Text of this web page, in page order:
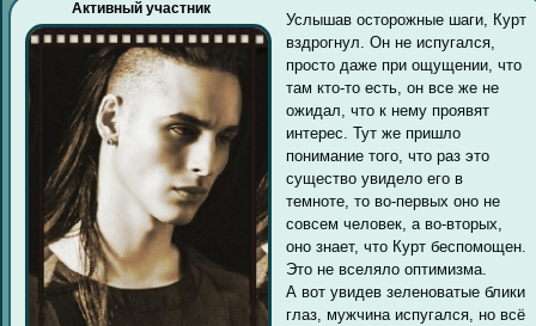
Активный участник
Услышав осторожные шаги, Курт
вздрогнул. Он не испугался,
просто даже при ощущении, что
там кто-то есть, он все же не
ожидал, что к нему проявят
интерес. Тут же пришло
понимание того, что раз это
существо увидело его в
темноте, то во-первых оно не
совсем человек, а во-вторых,
оно знает, что Курт беспомощен.
Это не вселяло оптимизма.
А вот увидев зеленоватые блики
глаз, мужчина испугался, но всё